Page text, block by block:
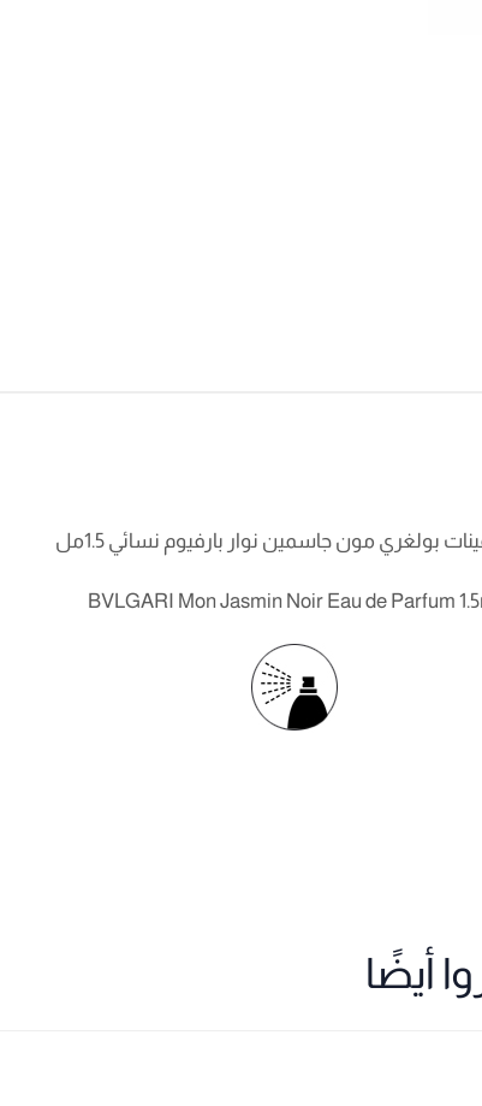
بولغري مون جاسمين نوار بارفيوم نسائي 1.5مل
BVLGARI Mon Jasmin Noir Eau de Parfum
أيضًا